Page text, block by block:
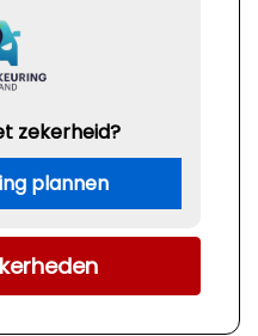
zekerheid?
plannen